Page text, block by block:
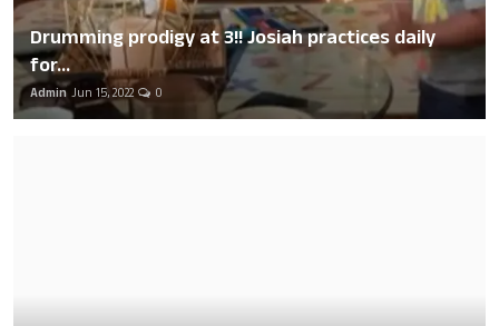
Drumming prodigy at 3!! Josiah practices daily
for...
Admin Jun 15, 2022 0